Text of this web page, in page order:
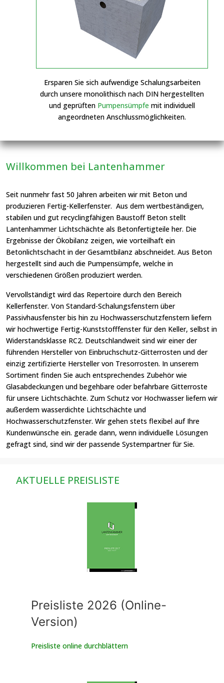
Ersparen Sie sich aufwendige Schalungsarbeiten
durch unsere monolithisch nach DIN hergestellten
und geprüften Pumpensümpfe mit individuell
angeordneten Anschlussmöglichkeiten.
Willkommen bei Lantenhammer
Seit nunmehr fast 50 Jahren arbeiten wir mit Beton und
produzieren Fertig-Kellerfenster. Aus dem wertbeständigen,
stabilen und gut recyclingfähigen Baustoff Beton stellt
Lantenhammer Lichtschächte als Betonfertigteile her. Die
Ergebnisse der Ökobilanz zeigen, wie vorteilhaft ein
Betonlichtschacht in der Gesamtbilanz abschneidet. Aus Beton
hergestellt sind auch die Pumpensümpfe, welche in
verschiedenen Größen produziert werden.
Vervollständigt wird das Repertoire durch den Bereich
Kellerfenster. Von Standard-Schalungsfenstern über
Passivhausfenster bis hin zu Hochwasserschutzfenstern liefern
wir hochwertige Fertig-Kunststofffenster für den Keller, selbst in
Widerstandsklasse RC2. Deutschlandweit sind wir einer der
führenden Hersteller von Einbruchschutz-Gitterrosten und der
einzig zertifizierte Hersteller von Tresorrosten. In unserem
Sortiment finden Sie auch entsprechendes Zubehör wie
Glasabdeckungen und begehbare oder befahrbare Gitterroste
für unsere Lichtschächte. Zum Schutz vor Hochwasser liefern wir
außerdem wasserdichte Lichtschächte und
Hochwasserschutzfenster. Wir gehen stets flexibel auf Ihre
Kundenwünsche ein. gerade dann, wenn individuelle Lösungen
gefragt sind, sind wir der passende Systempartner für Sie.
AKTUELLE PREISLISTE
Preisliste 2026 (Online-
Version)
Preisliste online durchblättern